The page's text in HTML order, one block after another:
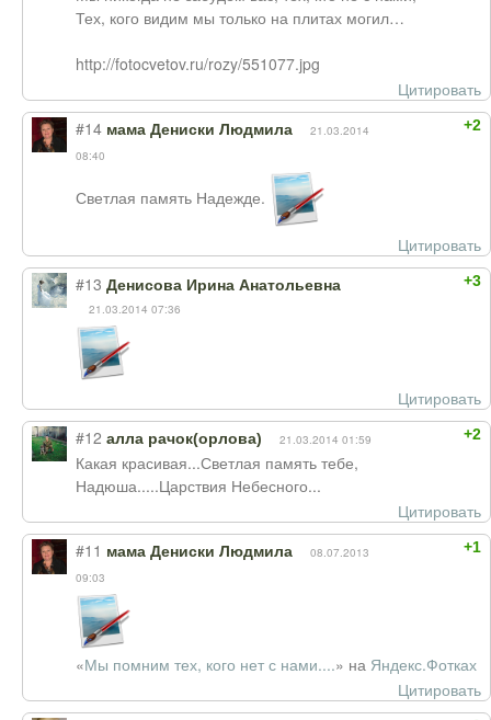
Тех, кого видим мы только на плитах могил…
http://fotocvetov.ru/rozy/551077.jpg
Цитировать
+2
#14 мама Дениски Людмила
21.03.2014
08:40
Светлая память Надежде.
Цитировать
+3
#13 Денисова Ирина Анатольевна
21.03.2014 07:36
Цитировать
+2
#12 алла рачок(орлова) 21.03.2014 01:59
Какая красивая...Светлая память тебе,
Надюша.....Царствия Небесного...
Цитировать
+1
#11 мама Дениски Людмила
08.07.2013
09:03
«Мы помним тех, кого нет с нами....» на Яндекс.Фотках
Цитировать